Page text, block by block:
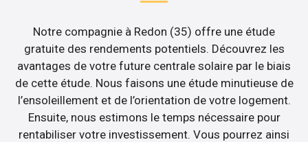
Notre compagnie à Redon (35) offre une étude
gratuite des rendements potentiels. Découvrez les
avantages de votre future centrale solaire par le biais
de cette étude. Nous faisons une étude minutieuse de
l’ensoleillement et de l’orientation de votre logement.
Ensuite, nous estimons le temps nécessaire pour
rentabiliser votre investissement. Vous pourrez ainsi